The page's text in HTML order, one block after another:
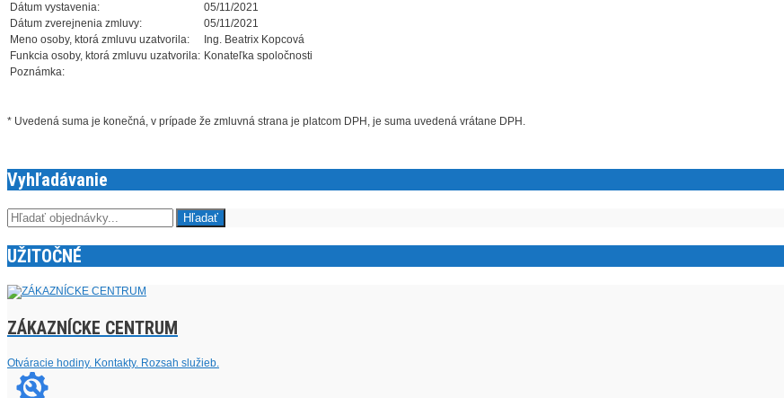
Dátum vystavenia:
05/11/2021
Dátum zverejnenia zmluvy:
05/11/2021
Meno osoby, ktorá zmluvu uzatvorila:
Ing. Beatrix Kopcová
Funkcia osoby, ktorá zmluvu uzatvorila: Konateľka spoločnosti
Poznámka:
* Uvedená suma je konečná, v prípade že zmluvná strana je platcom DPH, je suma uvedená vrátane DPH.
Vyhľadávanie
UŽITOČNÉ
ZÁKAZNÍCKE CENTRUM
Otváracie hodiny. Kontakty. Rozsah služieb.